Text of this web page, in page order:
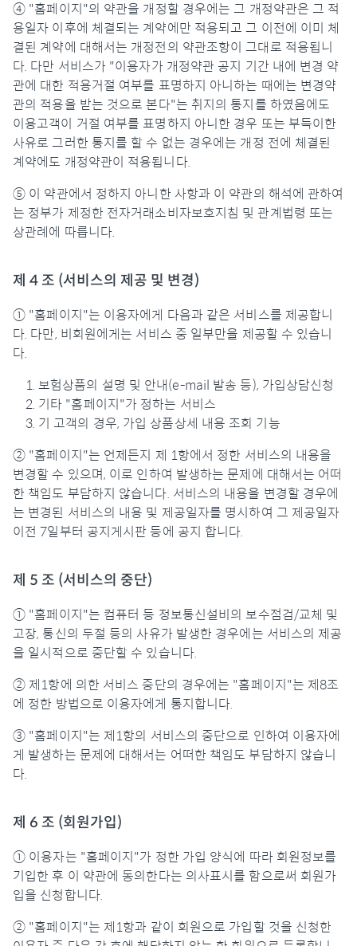
④ "홈페이지"의 약관을 개정할 경우에는 그 개정약관은 그 적
용일자 이후에 체결되는 계약에만 적용되고 그 이전에 이미 체
결된 계약에 대해서는 개정전의 약관조항이 그대로 적용됩니
다. 다만 서비스가 "이용자가 개정약관 공지 기간 내에 변경 약
관에 대한 적용거절 여부를 표명하지 아니하는 때에는 변경약
관의 적용을 받는 것으로 본다"는 취지의 통지를 하였음에도
이용고객이 거절 여부를 표명하지 아니한 경우 또는 부득이한
사유로 그러한 통지를 할 수 없는 경우에는 개정 전에 체결된
계약에도 개정약관이 적용됩니다.
⑤ 이 약관에서 정하지 아니한 사항과 이 약관의 해석에 관하여
는 정부가 제정한 전자거래소비자보호지침 및 관계법령 또는
상관례에 따릅니다.
제 4 조 (서비스의 제공 및 변경)
① "홈페이지"는 이용자에게 다음과 같은 서비스를 제공합니
다. 다만, 비회원에게는 서비스 중 일부만을 제공할 수 있습니
다.
보험상품의 설명 및 안내(e-mail 발송 등), 가입상담신청
기타 "홈페이지"가 정하는 서비스
기 고객의 경우, 가입 상품상세 내용 조회 기능
② "홈페이지"는 언제든지 제 1항에서 정한 서비스의 내용을
변경할 수 있으며, 이로 인하여 발생하는 문제에 대해서는 어떠
한 책임도 부담하지 않습니다. 서비스의 내용을 변경할 경우에
는 변경된 서비스의 내용 및 제공일자를 명시하여 그 제공일자
이전 7일부터 공지게시판 등에 공지 합니다.
제 5 조 (서비스의 중단)
① "홈페이지"는 컴퓨터 등 정보통신설비의 보수점검/교체 및
고장, 통신의 두절 등의 사유가 발생한 경우에는 서비스의 제공
을 일시적으로 중단할 수 있습니다.
② 제1항에 의한 서비스 중단의 경우에는 "홈페이지"는 제8조
에 정한 방법으로 이용자에게 통지합니다.
③ "홈페이지"는 제1항의 서비스의 중단으로 인하여 이용자에
게 발생하는 문제에 대해서는 어떠한 책임도 부담하지 않습니
다.
제 6 조 (회원가입)
① 이용자는 "홈페이지"가 정한 가입 양식에 따라 회원정보를
기입한 후 이 약관에 동의한다는 의사표시를 함으로써 회원가
입을 신청합니다.
② "홈페이지"는 제1항과 같이 회원으로 가입할 것을 신청한